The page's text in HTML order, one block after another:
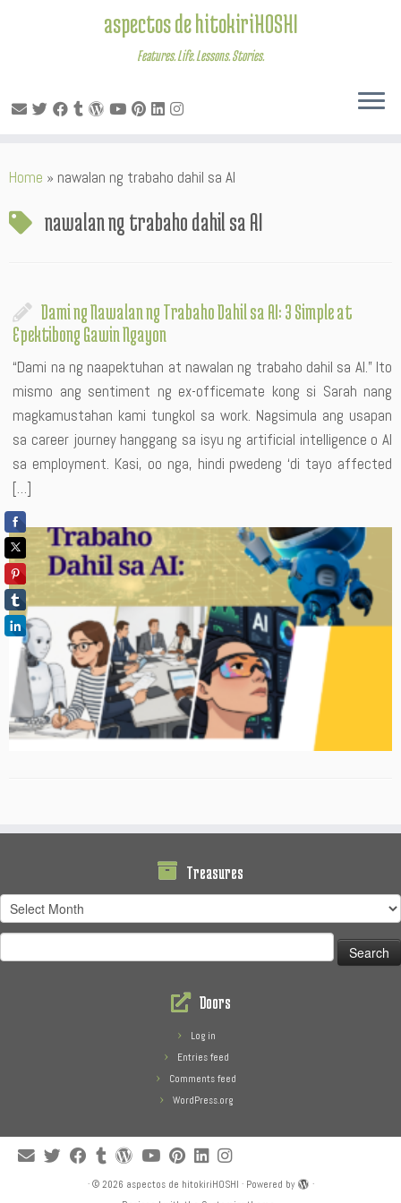
to
aspectos de hitokiriHOSHI
Features. Life. Lessons. Stories.
Home » nawalan ng trabaho dahil sa AI
nawalan ng trabaho dahil sa AI
Dami ng Nawalan ng Trabaho Dahil sa AI: 3 Simple at
Epektibong Gawin Ngayon
“Dami na ng naapektuhan at nawalan ng trabaho dahil sa AI.” Ito
mismo ang sentiment ng ex-officemate kong si Sarah nang
magkamustahan kami tungkol sa work. Nagsimula ang usapan
sa career journey hanggang sa isyu ng artificial intelligence o AI
sa employment. Kasi, oo nga, hindi pwedeng ‘di tayo affected
[…]
Treasures
Treasures
for:
Doors
Log in
Entries feed
Comments feed
WordPress.org
· © 2026 aspectos de hitokiriHOSHI · Powered by
·